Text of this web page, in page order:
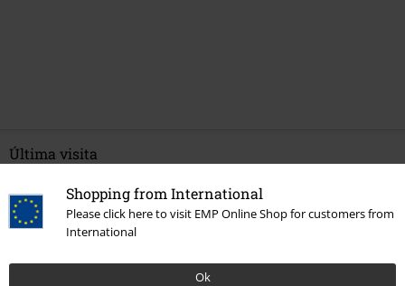
Shopping from International
Please click here to visit EMP Online Shop for customers from
International
Ok
Última visita